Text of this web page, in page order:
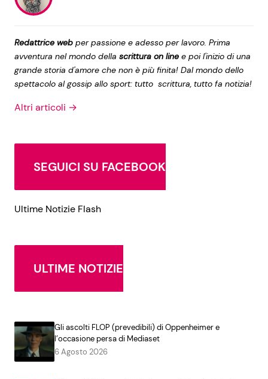
Redattrice web per passione e adesso per lavoro. Prima
avventura nel mondo della scrittura on line e poi l'inizio di una
grande storia d'amore che non è più finita! Dal mondo dello
spettacolo al gossip allo sport: tutto scrittura, tutto fa notizia!
Altri articoli →
SEGUICI SU FACEBOOK
Ultime Notizie Flash
ULTIME NOTIZIE
Gli ascolti FLOP (prevedibili) di Oppenheimer e
l’occasione persa di Mediaset
6 Agosto 2026